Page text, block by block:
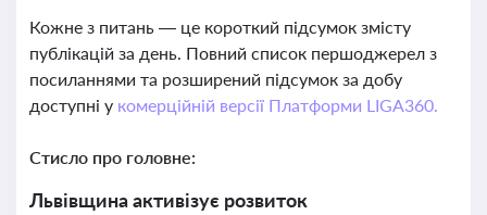
Кожне з питань — це короткий підсумок змісту
публікацій за день. Повний список першоджерел з
посиланнями та розширений підсумок за добу
доступні у комерційній версії Платформи LIGA360.
Стисло про головне:
Львівщина активізує розвиток